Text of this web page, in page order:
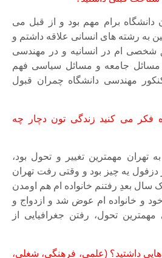
دانشگاه برام مهم بود و از قبل می
به رشته های انسانی علاقه داشتم و
ام در انسانیه و در مهندسی
جامعه و مسائل سیاسی فهم
مهندسی دانشگاه چمران قبول
فکر می کنید زندگی تون دچار چه
تهران مهمترین تغییر و تحول بود،
یه چیز بود و وقتی رفت تهران
سال بعدِ رفتنم خانواده ام هم اومدن
و خانواده ام عوض شد و ازدواج و
تحول، رفتن جغرافیایی از
داشتید؟ (علمی، فرهنگی، شغلی،